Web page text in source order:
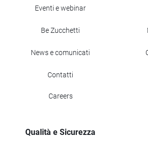
Eventi e webinar
Be Zucchetti
News e comunicati
Contatti
Careers
Qualità e Sicurezza